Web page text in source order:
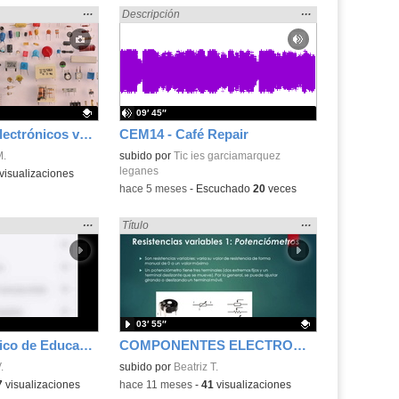
Componentes electrónicos variados
en:
Mostrar
la
ubicación
de la
búsqueda
…
visualizaciones
CEM14 - Café Repair
Encontrado «Electrónica» en:
Descripción
Mostrar
la
ubicación
de la
…
subido por Tic ies garciamarquez
leganes
09′ 45″
-hace 5 meses- Escuchado 20veces
Correo electrónico de EducaMadrid en el móvil
en:
Mostrar
la
ubicación
…
visualizaciones
COMPONENTES ELECTRONICOS. ELECTRICIDAD ANALÓGICA
Encontrado «Electrónica» en:
Título
Mostrar
la
ubicación
…
Contenido educativo.
subido por Beatriz T.
03′ 55″
-hace 11 meses- 41 visualizaciones